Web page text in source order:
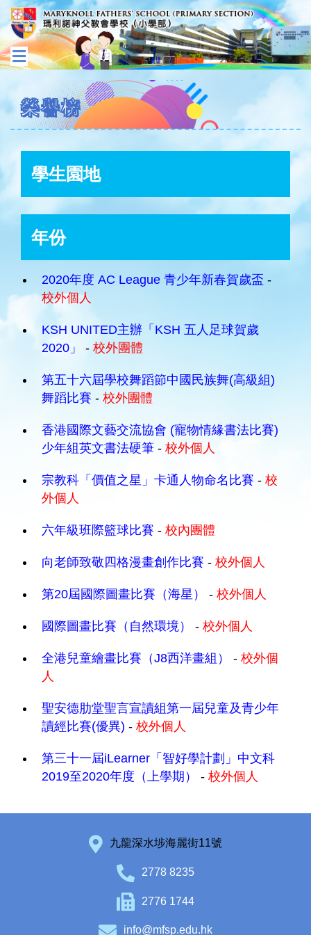
榮譽榜
學生園地
年份
2020年度 AC League 青少年新春賀歲盃 -
校外個人
KSH UNITED主辦「KSH 五人足球賀歲
2020」
- 校外團體
第五十六屆學校舞蹈節中國民族舞(高級組)
舞蹈比賽 - 校外團體
香港國際文藝交流協會 (寵物情緣書法比賽)
少年組英文書法硬筆 - 校外個人
宗教科「價值之星」卡通人物命名比賽 - 校
外個人
六年級班際籃球比賽 - 校內團體
向老師致敬四格漫畫創作比賽 - 校外個人
第20屆國際圖畫比賽（海星） - 校外個人
國際圖畫比賽（自然環境） - 校外個人
全港兒童繪畫比賽（J8西洋畫組） - 校外個
人
聖安德肋堂聖言宣讀組第一屆兒童及青少年
讀經比賽(優異) - 校外個人
第三十一屆iLearner「智好學計劃」中文科
2019至2020年度（上學期）
- 校外個人
九龍深水埗海麗街11號
2778 8235
2776 1744
info@mfsp.edu.hk